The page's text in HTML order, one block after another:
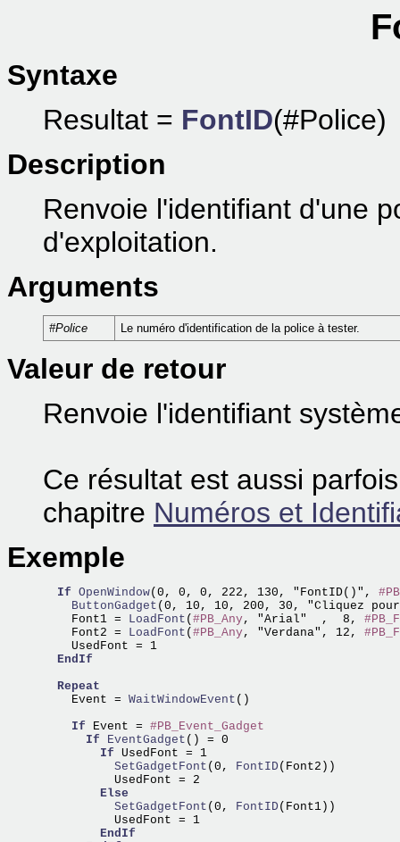
Syntaxe
Resultat = FontID(#Police)
Description
Renvoie l'identifiant d'une
d'exploitation.
Arguments
#Police Le numéro d'identification de la police à tester.
Valeur de retour
Renvoie l'identifiant
Ce résultat est aussi
chapitre Numéros et
Exemple
If OpenWindow(0, 0, 0, 222, 130, "FontID()",
    ButtonGadget
(0, 10, 10, 200, 30, "Cliquez
    Font1 =
LoadFont ( #PB_Any, "Arial"  ,  8,
    Font2 =
LoadFont ( #PB_Any, "Verdana", 12,
    UsedFont = 1
EndIf
Repeat
    Event =
WaitWindowEvent ()
If Event = #PB_Event_Gadget
If
EventGadget () = 0
If
          SetGadgetFont
(0, FontID (Font2))
          UsedFont = 2
Else
          SetGadgetFont
(0, FontID (Font1))
          UsedFont = 1
EndIf